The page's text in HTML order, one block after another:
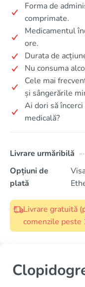
Forma de
comprimate.
Medicamentul
ore.
Durata de
Nu consuma
Cele mai
și sângerările
Ai dori să
medicală?
Livrare urmăribilă
Opțiuni de
plată
Livrare gratuită
comenzile